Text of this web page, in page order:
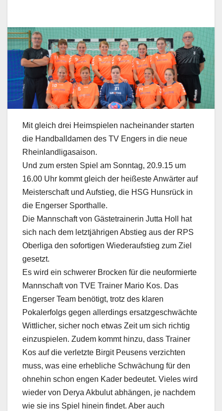
Mit gleich drei Heimspielen nacheinander starten
die Handballdamen des TV Engers in die neue
Rheinlandligasaison.
Und zum ersten Spiel am Sonntag, 20.9.15 um
16.00 Uhr kommt gleich der heißeste Anwärter auf
Meisterschaft und Aufstieg, die HSG Hunsrück in
die Engerser Sporthalle.
Die Mannschaft von Gästetrainerin Jutta Holl hat
sich nach dem letztjährigen Abstieg aus der RPS
Oberliga den sofortigen Wiederaufstieg zum Ziel
gesetzt.
Es wird ein schwerer Brocken für die neuformierte
Mannschaft von TVE Trainer Mario Kos. Das
Engerser Team benötigt, trotz des klaren
Pokalerfolgs gegen allerdings ersatzgeschwächte
Wittlicher, sicher noch etwas Zeit um sich richtig
einzuspielen. Zudem kommt hinzu, dass Trainer
Kos auf die verletzte Birgit Peusens verzichten
muss, was eine erhebliche Schwächung für den
ohnehin schon engen Kader bedeutet. Vieles wird
wieder von Derya Akbulut abhängen, je nachdem
wie sie ins Spiel hinein findet. Aber auch